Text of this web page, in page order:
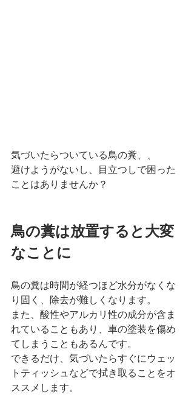
気づいたらついている鳥の糞、、
避けようがないし、目立つしで困った
ことはありませんか？
鳥の糞は放置すると大変
なことに
鳥の糞は時間が経つほど水分がなくな
り固く、除去が難しくなります。
また、酸性やアルカリ性の成分が含ま
れていることもあり、車の塗装を傷め
てしまうこともあるんです。
できるだけ、気づいたらすぐにウェッ
トティッシュなどで拭き取ることをオ
ススメします。